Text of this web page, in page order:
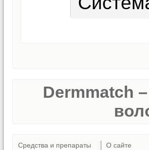
Dermmatch
Средства и препараты
О сайте